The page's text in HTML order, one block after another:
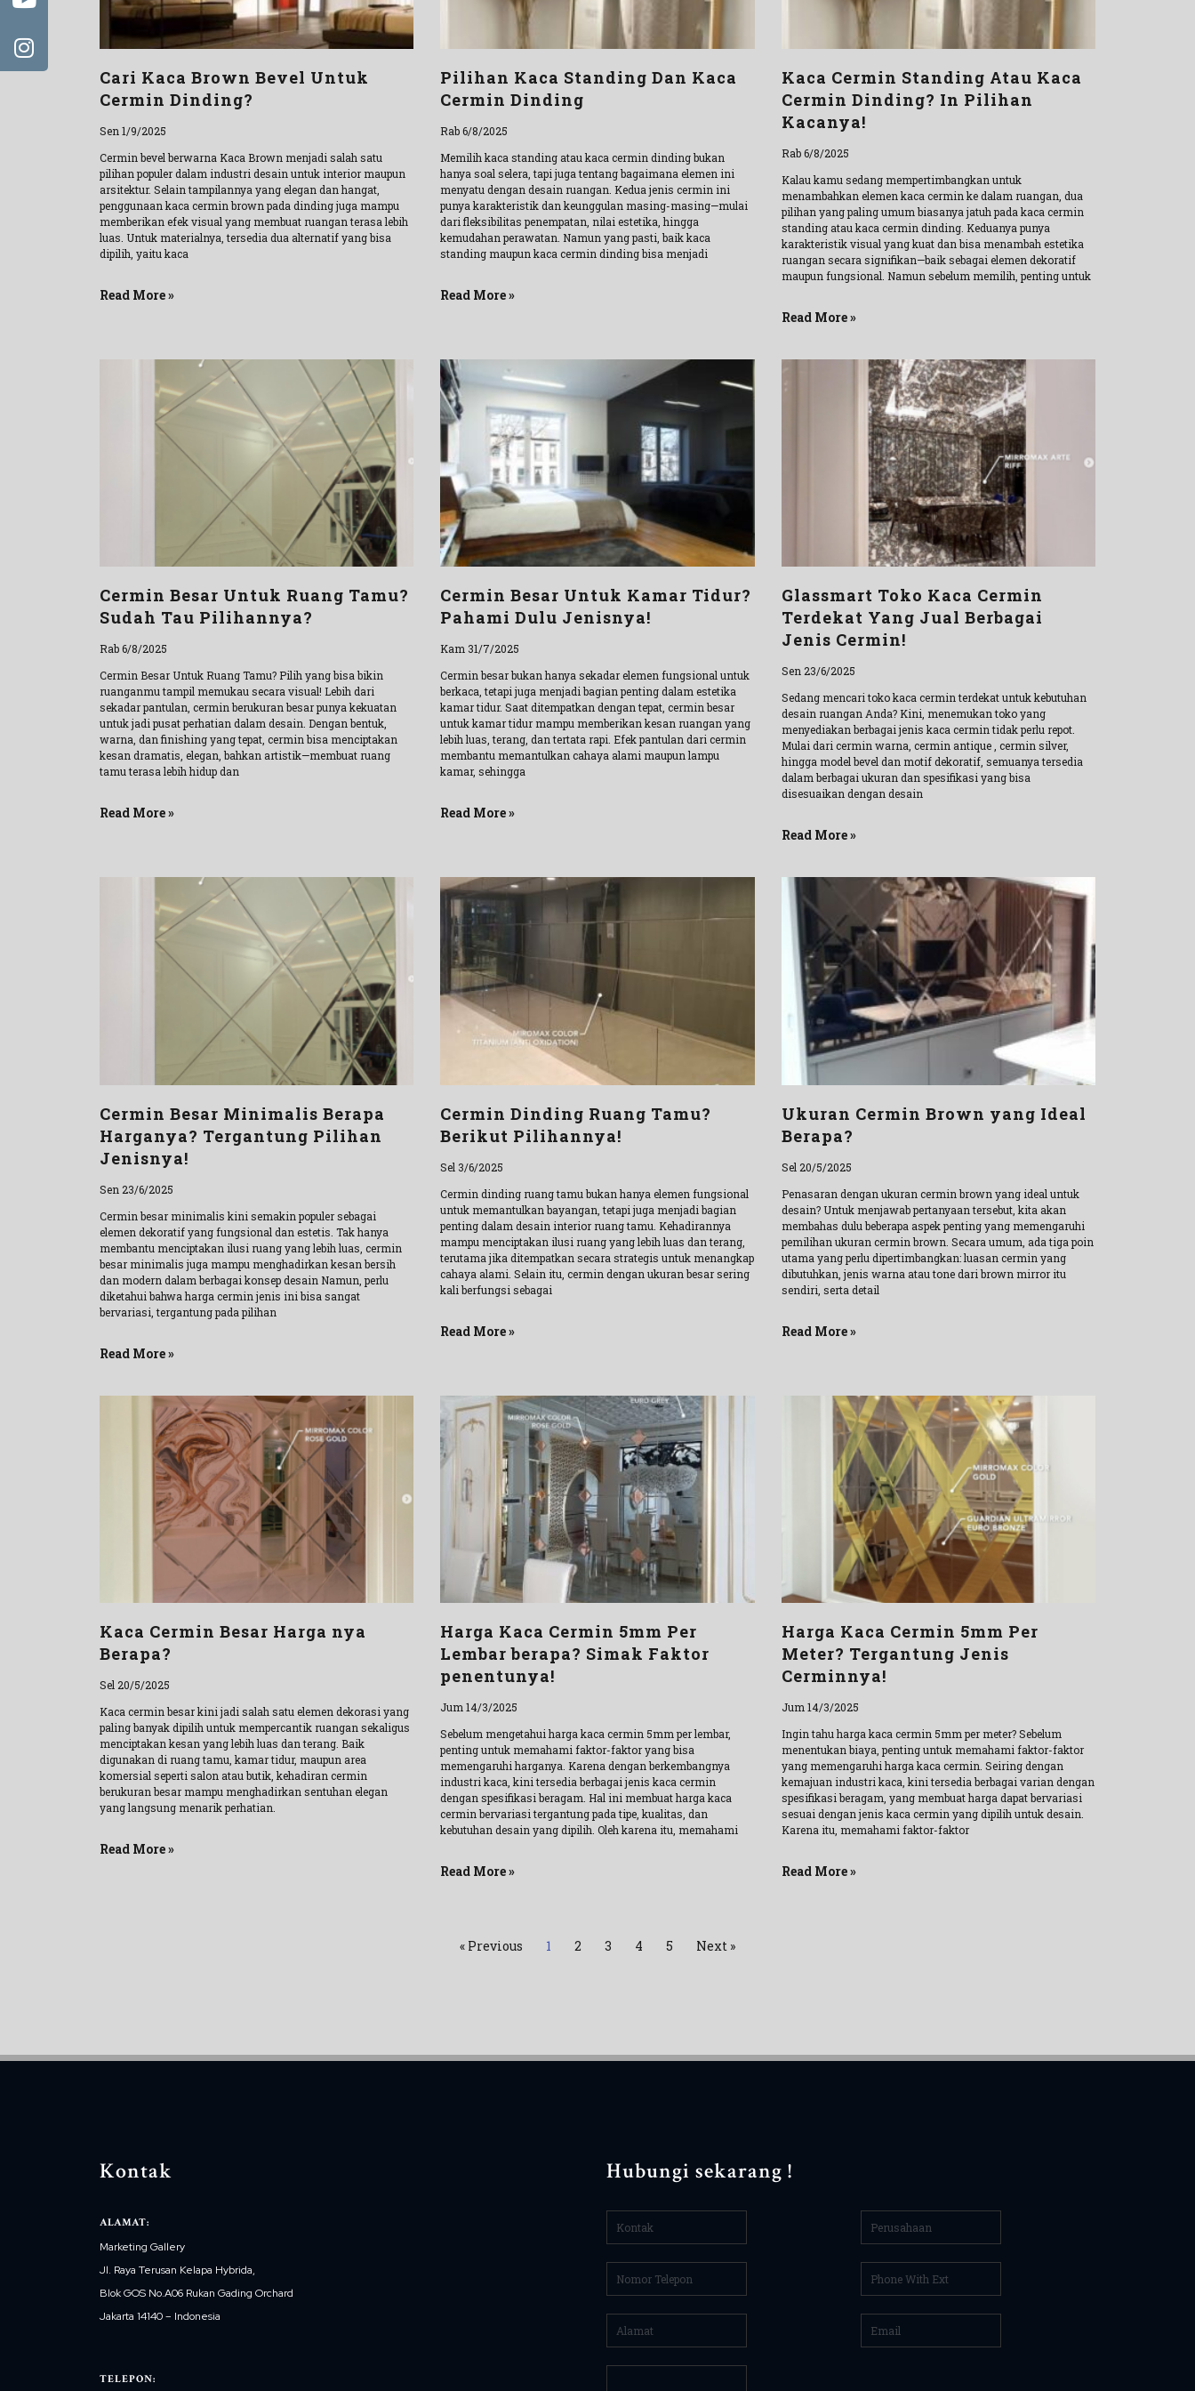
Cari Kaca Brown Bevel Untuk
Cermin Dinding?
Sen 1/9/2025
Cermin bevel berwarna Kaca Brown menjadi salah satu
pilihan populer dalam industri desain untuk interior maupun
arsitektur. Selain tampilannya yang elegan dan hangat,
penggunaan kaca cermin brown pada dinding juga mampu
memberikan efek visual yang membuat ruangan terasa lebih
luas. Untuk materialnya, tersedia dua alternatif yang bisa
dipilih, yaitu kaca
Read More »
Pilihan Kaca Standing Dan Kaca
Cermin Dinding
Rab 6/8/2025
Memilih kaca standing atau kaca cermin dinding bukan
hanya soal selera, tapi juga tentang bagaimana elemen ini
menyatu dengan desain ruangan. Kedua jenis cermin ini
punya karakteristik dan keunggulan masing-masing—mulai
dari fleksibilitas penempatan, nilai estetika, hingga
kemudahan perawatan. Namun yang pasti, baik kaca
standing maupun kaca cermin dinding bisa menjadi
Read More »
Kaca Cermin Standing Atau Kaca
Cermin Dinding? In Pilihan
Kacanya!
Rab 6/8/2025
Kalau kamu sedang mempertimbangkan untuk
menambahkan elemen kaca cermin ke dalam ruangan, dua
pilihan yang paling umum biasanya jatuh pada kaca cermin
standing atau kaca cermin dinding. Keduanya punya
karakteristik visual yang kuat dan bisa menambah estetika
ruangan secara signifikan—baik sebagai elemen dekoratif
maupun fungsional. Namun sebelum memilih, penting untuk
Read More »
Cermin Besar Untuk Ruang Tamu?
Sudah Tau Pilihannya?
Rab 6/8/2025
Cermin Besar Untuk Ruang Tamu? Pilih yang bisa bikin
ruanganmu tampil memukau secara visual! Lebih dari
sekadar pantulan, cermin berukuran besar punya kekuatan
untuk jadi pusat perhatian dalam desain. Dengan bentuk,
warna, dan finishing yang tepat, cermin bisa menciptakan
kesan dramatis, elegan, bahkan artistik—membuat ruang
tamu terasa lebih hidup dan
Read More »
Cermin Besar Untuk Kamar Tidur?
Pahami Dulu Jenisnya!
Kam 31/7/2025
Cermin besar bukan hanya sekadar elemen fungsional untuk
berkaca, tetapi juga menjadi bagian penting dalam estetika
kamar tidur. Saat ditempatkan dengan tepat, cermin besar
untuk kamar tidur mampu memberikan kesan ruangan yang
lebih luas, terang, dan tertata rapi. Efek pantulan dari cermin
membantu memantulkan cahaya alami maupun lampu
kamar, sehingga
Read More »
Glassmart Toko Kaca Cermin
Terdekat Yang Jual Berbagai
Jenis Cermin!
Sen 23/6/2025
Sedang mencari toko kaca cermin terdekat untuk kebutuhan
desain ruangan Anda? Kini, menemukan toko yang
menyediakan berbagai jenis kaca cermin tidak perlu repot.
Mulai dari cermin warna, cermin antique , cermin silver,
hingga model bevel dan motif dekoratif, semuanya tersedia
dalam berbagai ukuran dan spesifikasi yang bisa
disesuaikan dengan desain
Read More »
Cermin Besar Minimalis Berapa
Harganya? Tergantung Pilihan
Jenisnya!
Sen 23/6/2025
Cermin besar minimalis kini semakin populer sebagai
elemen dekoratif yang fungsional dan estetis. Tak hanya
membantu menciptakan ilusi ruang yang lebih luas, cermin
besar minimalis juga mampu menghadirkan kesan bersih
dan modern dalam berbagai konsep desain Namun, perlu
diketahui bahwa harga cermin jenis ini bisa sangat
bervariasi, tergantung pada pilihan
Read More »
Cermin Dinding Ruang Tamu?
Berikut Pilihannya!
Sel 3/6/2025
Cermin dinding ruang tamu bukan hanya elemen fungsional
untuk memantulkan bayangan, tetapi juga menjadi bagian
penting dalam desain interior ruang tamu. Kehadirannya
mampu menciptakan ilusi ruang yang lebih luas dan terang,
terutama jika ditempatkan secara strategis untuk menangkap
cahaya alami. Selain itu, cermin dengan ukuran besar sering
kali berfungsi sebagai
Read More »
Ukuran Cermin Brown yang Ideal
Berapa?
Sel 20/5/2025
Penasaran dengan ukuran cermin brown yang ideal untuk
desain? Untuk menjawab pertanyaan tersebut, kita akan
membahas dulu beberapa aspek penting yang memengaruhi
pemilihan ukuran cermin brown. Secara umum, ada tiga poin
utama yang perlu dipertimbangkan: luasan cermin yang
dibutuhkan, jenis warna atau tone dari brown mirror itu
sendiri, serta detail
Read More »
Kaca Cermin Besar Harga nya
Berapa?
Sel 20/5/2025
Kaca cermin besar kini jadi salah satu elemen dekorasi yang
paling banyak dipilih untuk mempercantik ruangan sekaligus
menciptakan kesan yang lebih luas dan terang. Baik
digunakan di ruang tamu, kamar tidur, maupun area
komersial seperti salon atau butik, kehadiran cermin
berukuran besar mampu menghadirkan sentuhan elegan
yang langsung menarik perhatian.
Read More »
Harga Kaca Cermin 5mm Per
Lembar berapa? Simak Faktor
penentunya!
Jum 14/3/2025
Sebelum mengetahui harga kaca cermin 5mm per lembar,
penting untuk memahami faktor-faktor yang bisa
memengaruhi harganya. Karena dengan berkembangnya
industri kaca, kini tersedia berbagai jenis kaca cermin
dengan spesifikasi beragam. Hal ini membuat harga kaca
cermin bervariasi tergantung pada tipe, kualitas, dan
kebutuhan desain yang dipilih. Oleh karena itu, memahami
Read More »
Harga Kaca Cermin 5mm Per
Meter? Tergantung Jenis
Cerminnya!
Jum 14/3/2025
Ingin tahu harga kaca cermin 5mm per meter? Sebelum
menentukan biaya, penting untuk memahami faktor-faktor
yang memengaruhi harga kaca cermin. Seiring dengan
kemajuan industri kaca, kini tersedia berbagai varian dengan
spesifikasi beragam, yang membuat harga dapat bervariasi
sesuai dengan jenis kaca cermin yang dipilih untuk desain.
Karena itu, memahami faktor-faktor
Read More »
« Previous 1 2 3 4 5 Next »
Kontak
ALAMAT:
Marketing Gallery
Jl. Raya Terusan Kelapa Hybrida,
Blok GOS No.A06 Rukan Gading Orchard
Jakarta 14140 – Indonesia
TELEPON:
Hubungi sekarang !